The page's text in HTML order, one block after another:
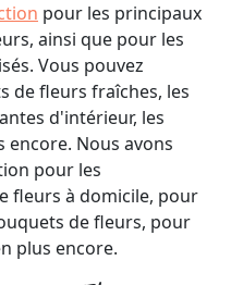
pour les principaux
ainsi que pour les
Vous pouvez
de fleurs fraîches, les
d'intérieur, les
encore. Nous avons
pour les
fleurs à domicile, pour
de fleurs, pour
plus encore.